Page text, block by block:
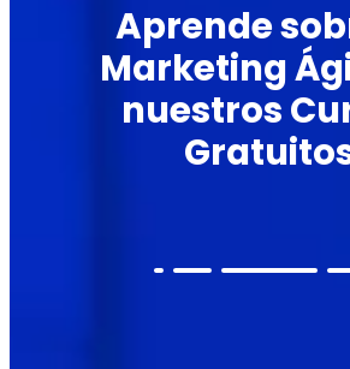
Aprende
Marketing
nuestros